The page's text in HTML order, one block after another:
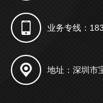
业务专线：
地址：深圳市